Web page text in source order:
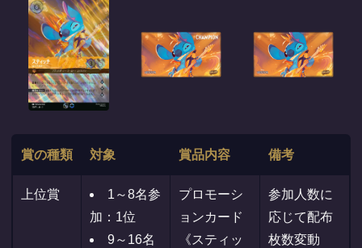
賞の種類 対象 賞品内容 備考
上位賞
1～8名参
加：1位
9～16名
プロモーシ
ョンカード
《スティッ
参加人数に
応じて配布
枚数変動